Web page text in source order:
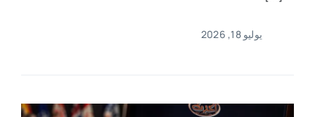
يوليو 18, 2026